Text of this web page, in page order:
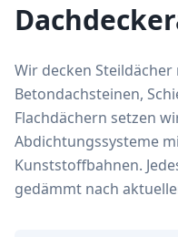
Wir decken Steildächer
Betondachsteinen,
Flachdächern setzen
Abdichtungssysteme
Kunststoffbahnen.
gedämmt nach